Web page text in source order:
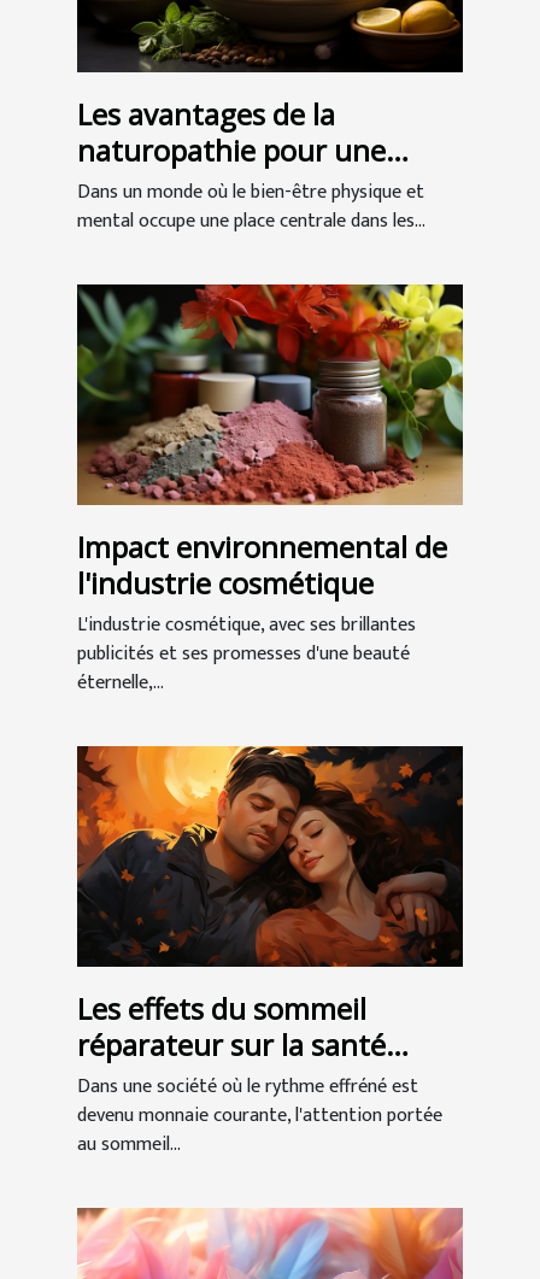
Les avantages de la
naturopathie pour une
meilleure santé globale
Dans un monde où le bien-être physique et
mental occupe une place centrale dans les...
Impact environnemental de
l'industrie cosmétique
L'industrie cosmétique, avec ses brillantes
publicités et ses promesses d'une beauté
éternelle,...
Les effets du sommeil
réparateur sur la santé
globale
Dans une société où le rythme effréné est
devenu monnaie courante, l'attention portée
au sommeil...